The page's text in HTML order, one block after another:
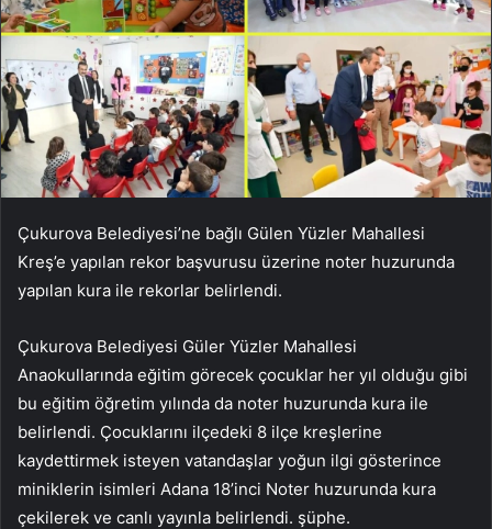
Çukurova Belediyesi’ne bağlı Gülen Yüzler Mahallesi
Kreş’e yapılan rekor başvurusu üzerine noter huzurunda
yapılan kura ile rekorlar belirlendi.
Çukurova Belediyesi Güler Yüzler Mahallesi
Anaokullarında eğitim görecek çocuklar her yıl olduğu gibi
bu eğitim öğretim yılında da noter huzurunda kura ile
belirlendi. Çocuklarını ilçedeki 8 ilçe kreşlerine
kaydettirmek isteyen vatandaşlar yoğun ilgi gösterince
miniklerin isimleri Adana 18’inci Noter huzurunda kura
çekilerek ve canlı yayınla belirlendi. şüphe.